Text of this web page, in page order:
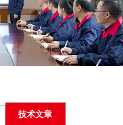
技术文章